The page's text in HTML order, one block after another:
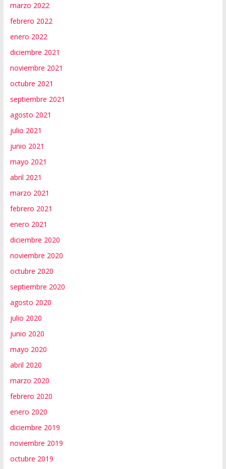
marzo 2022
febrero 2022
enero 2022
diciembre 2021
noviembre 2021
octubre 2021
septiembre 2021
agosto 2021
julio 2021
junio 2021
mayo 2021
abril 2021
marzo 2021
febrero 2021
enero 2021
diciembre 2020
noviembre 2020
octubre 2020
septiembre 2020
agosto 2020
julio 2020
junio 2020
mayo 2020
abril 2020
marzo 2020
febrero 2020
enero 2020
diciembre 2019
noviembre 2019
octubre 2019